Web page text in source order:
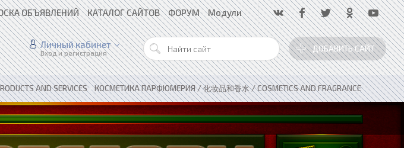
ОБЪЯВЛЕНИЙ КАТАЛОГ САЙТОВ ФОРУМ Модули
ДОБАВИТЬ САЙТ
Личный кабинет
Вход и регистрация
AND SERVICES»КОСМЕТИКА ПАРФЮМЕРИЯ / 化妆品和香水 / COSMETICS AND FRAGRANCE